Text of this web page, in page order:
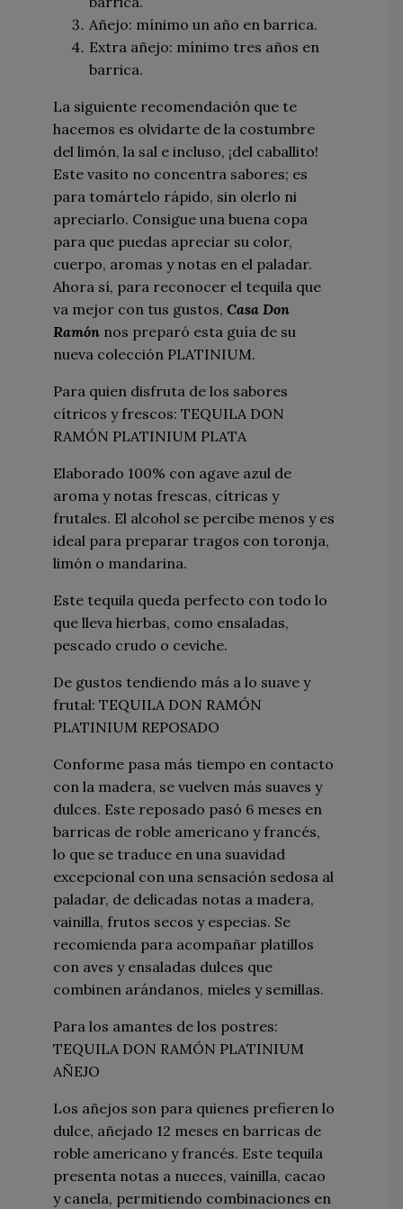
Añejo: mínimo un año en barrica.
Extra añejo: mínimo tres años en
barrica.
La siguiente recomendación que te
hacemos es olvidarte de la costumbre
del limón, la sal e incluso, ¡del caballito!
Este vasito no concentra sabores; es
para tomártelo rápido, sin olerlo ni
apreciarlo. Consigue una buena copa
para que puedas apreciar su color,
cuerpo, aromas y notas en el paladar.
Ahora sí, para reconocer el tequila que
va mejor con tus gustos,Casa Don
Ramón nos preparó esta guía de su
nueva colección PLATINIUM.
Para quien disfruta de los sabores
cítricos y frescos: TEQUILA DON
RAMÓN PLATINIUM PLATA
Elaborado 100% con agave azul de
aroma y notas frescas, cítricas y
frutales. El alcohol se percibe menos y es
ideal para preparar tragos con toronja,
limón o mandarina.
Este tequila queda perfecto con todo lo
que lleva hierbas, como ensaladas,
pescado crudo o ceviche.
De gustos tendiendo más a lo suave y
frutal: TEQUILA DON RAMÓN
PLATINIUM REPOSADO
Conforme pasa más tiempo en contacto
con la madera, se vuelven más suaves y
dulces. Este reposado pasó 6 meses en
barricas de roble americano y francés,
lo que se traduce en una suavidad
excepcional con una sensación sedosa al
paladar, de delicadas notas a madera,
vainilla, frutos secos y especias. Se
recomienda para acompañar platillos
con aves y ensaladas dulces que
combinen arándanos, mieles y semillas.
Para los amantes de los postres:
TEQUILA DON RAMÓN PLATINIUM
AÑEJO
Los añejos son para quienes prefieren lo
dulce, añejado 12 meses en barricas de
roble americano y francés. Este tequila
presenta notas a nueces, vainilla, cacao
y canela, permitiendo combinaciones en